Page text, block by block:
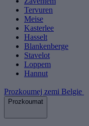
Tervuren
Meise
Kasterlee
Hasselt
Blankenberge
Stavelot
Loppem
Hannut
Prozkoumej zemi Belgie
Prozkoumat